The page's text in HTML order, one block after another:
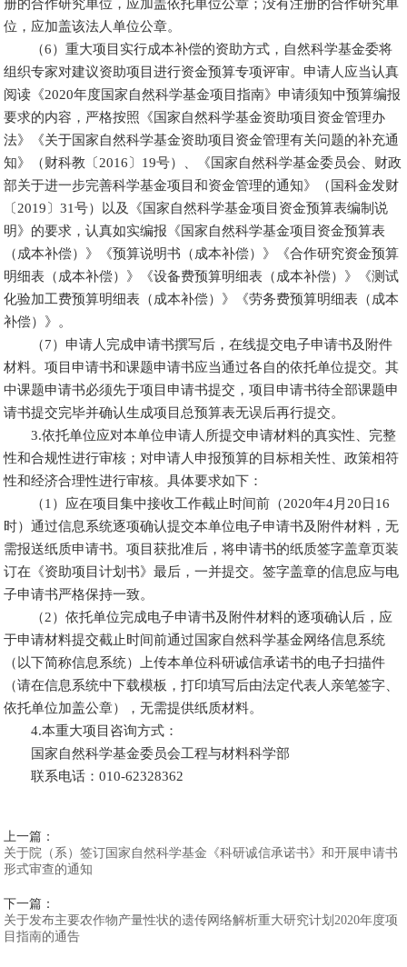
册的合作研究单位，应加盖依托单位公章；没有注册的合作研究单
位，应加盖该法人单位公章。
（6）重大项目实行成本补偿的资助方式，自然科学基金委将
组织专家对建议资助项目进行资金预算专项评审。申请人应当认真
阅读《2020年度国家自然科学基金项目指南》申请须知中预算编报
要求的内容，严格按照《国家自然科学基金资助项目资金管理办
法》《关于国家自然科学基金资助项目资金管理有关问题的补充通
知》（财科教〔2016〕19号）、《国家自然科学基金委员会、财政
部关于进一步完善科学基金项目和资金管理的通知》（国科金发财
〔2019〕31号）以及《国家自然科学基金项目资金预算表编制说
明》的要求，认真如实编报《国家自然科学基金项目资金预算表
（成本补偿）》《预算说明书（成本补偿）》《合作研究资金预算
明细表（成本补偿）》《设备费预算明细表（成本补偿）》《测试
化验加工费预算明细表（成本补偿）》《劳务费预算明细表（成本
补偿）》。
（7）申请人完成申请书撰写后，在线提交电子申请书及附件
材料。项目申请书和课题申请书应当通过各自的依托单位提交。其
中课题申请书必须先于项目申请书提交，项目申请书待全部课题申
请书提交完毕并确认生成项目总预算表无误后再行提交。
3.依托单位应对本单位申请人所提交申请材料的真实性、完整
性和合规性进行审核；对申请人申报预算的目标相关性、政策相符
性和经济合理性进行审核。具体要求如下：
（1）应在项目集中接收工作截止时间前（2020年4月20日16
时）通过信息系统逐项确认提交本单位电子申请书及附件材料，无
需报送纸质申请书。项目获批准后，将申请书的纸质签字盖章页装
订在《资助项目计划书》最后，一并提交。签字盖章的信息应与电
子申请书严格保持一致。
（2）依托单位完成电子申请书及附件材料的逐项确认后，应
于申请材料提交截止时间前通过国家自然科学基金网络信息系统
（以下简称信息系统）上传本单位科研诚信承诺书的电子扫描件
（请在信息系统中下载模板，打印填写后由法定代表人亲笔签字、
依托单位加盖公章），无需提供纸质材料。
4.本重大项目咨询方式：
国家自然科学基金委员会工程与材料科学部
联系电话：010-62328362
上一篇：
关于院（系）签订国家自然科学基金《科研诚信承诺书》和开展申请书
形式审查的通知
下一篇：
关于发布主要农作物产量性状的遗传网络解析重大研究计划2020年度项
目指南的通告